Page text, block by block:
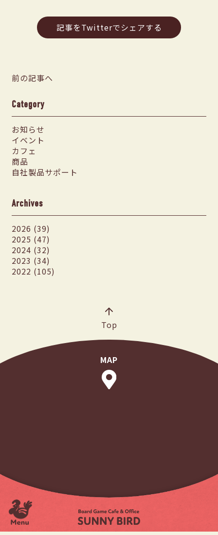
記事をTwitterでシェアする
前の記事へ
Category
お知らせ
イベント
カフェ
商品
自社製品サポート
Archives
2026 (39)
2025 (47)
2024 (32)
2023 (34)
2022 (105)
Top
MAP